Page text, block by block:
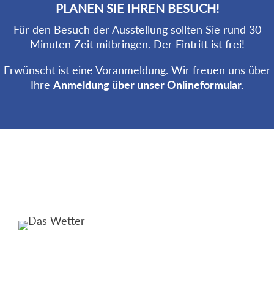
PLANEN SIE IHREN BESUCH!
Für den Besuch der Ausstellung sollten Sie rund 30
Minuten Zeit mitbringen. Der Eintritt ist frei!
Erwünscht ist eine Voranmeldung. Wir freuen uns über
Ihre Anmeldung über unser Onlineformular.